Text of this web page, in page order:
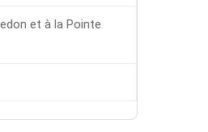
et à la Pointe